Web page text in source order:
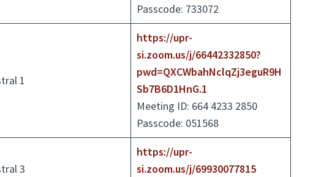
Passcode: 733072
1
https://upr-
si.zoom.us/j/66442332850?
pwd=QXCWbahNclqZj3eguR9H
Sb7B6D1HnG.1
Meeting ID: 664 4233 2850
Passcode: 051568
3
https://upr-
si.zoom.us/j/69930077815